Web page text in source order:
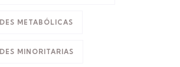
METABÓLICAS
MINORITARIAS